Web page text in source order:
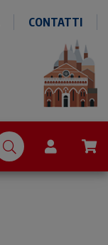
CONTATTI